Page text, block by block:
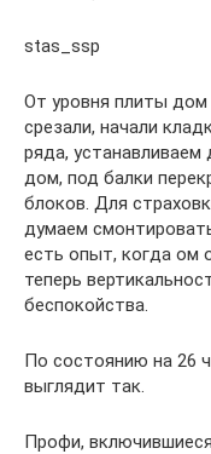
stas_ssp
От уровня плиты дом
срезали, начали
ряда,
дом, под балки
блоков. Для
думаем
есть опыт, когда ом
теперь
беспокойства.
По состоянию на 26
выглядит так.
Профи,